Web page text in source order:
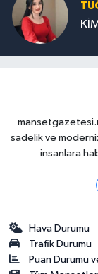
sadelik ve
insanlara
Hava Durumu
Trafik Durumu
Puan Durumu